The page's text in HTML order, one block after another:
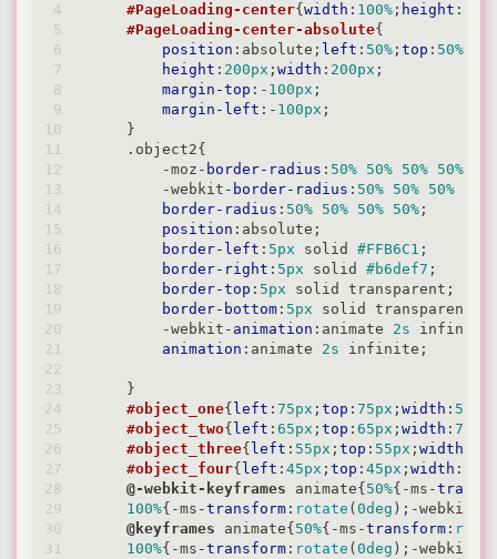
#PageLoading-center{ width : 100% ; height :
#PageLoading-center-absolute{
position :absolute; left : 50% ; top : 50%
height : 200px ; width : 200px ;
margin-top :- 100px ;
margin-left :- 100px ;
    }
.object2{
        -moz-
border-radius : 50% 50% 50% 50%
        -webkit-
border-radius : 50% 50% 50%
border-radius : 50% 50% 50% 50% ;
position :absolute;
border-left : 5px solid #FFB6C1 ;
border-right : 5px solid #b6def7 ;
border-top : 5px solid transparent;
border-bottom : 5px solid transparent;
        -webkit-
animation :animate 2s
animation :animate 2s infinite;
    }
#object_one{ left : 75px ; top : 75px ; width : 50px
#object_two{ left : 65px ; top : 65px ; width : 70px
#object_three{ left : 55px ; top : 55px ; width
#object_four{ left : 45px ; top : 45px ; width :
@-webkit-keyframes animate{ 50%{-ms-
100%{-ms-transform : rotate ( 0deg );-webkit-
@keyframes animate{ 50%{-ms-transform :
100%{-ms-transform : rotate ( 0deg );-webkit-